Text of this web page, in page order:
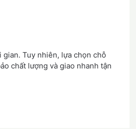
Tuy nhiên, lựa chọn chỗ
chất lượng và giao nhanh tận